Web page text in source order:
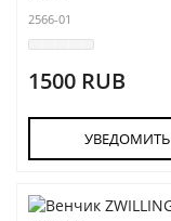
2566-01
1500 RUB
УВЕДОМИТЬ